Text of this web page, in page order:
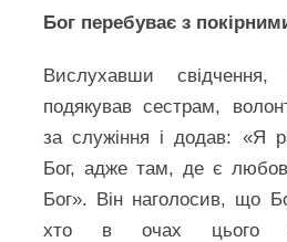
Бог перебуває з
Вислухавши
подякував сестрам,
за служіння і додав: «Я
Бог, адже там, де є
Бог». Він наголосив, що
хто в очах цього